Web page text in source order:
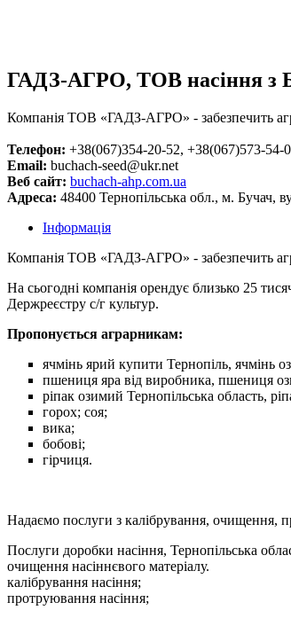
ГАДЗ-АГРО, ТОВ насіння з
Компанія ТОВ «ГАДЗ-АГРО» - забезпечить
Телефон: +38(067)354-20-52, +38(067)573-54-
Email: buchach-seed@ukr.net
Веб сайт: buchach-ahp.com.ua
Адреса: 48400 Тернопільська обл., м. Бучач,
Інформація
Компанія ТОВ «ГАДЗ-АГРО» - забезпечить
На сьогодні компанія орендує близько 25
Держреєстру с/г культур.
Пропонується аграрникам:
ячмінь ярий купити Тернопіль, ячмінь
пшениця яра від виробника, пшениця
ріпак озимий Тернопільська область,
горох; соя;
вика;
бобові;
гірчиця.
Надаємо послуги з калібрування, очищення,
Послуги доробки насіння, Тернопільська
очищення насіннєвого матеріалу.
калібрування насіння;
протруювання насіння;